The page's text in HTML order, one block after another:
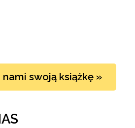
swoją książkę »